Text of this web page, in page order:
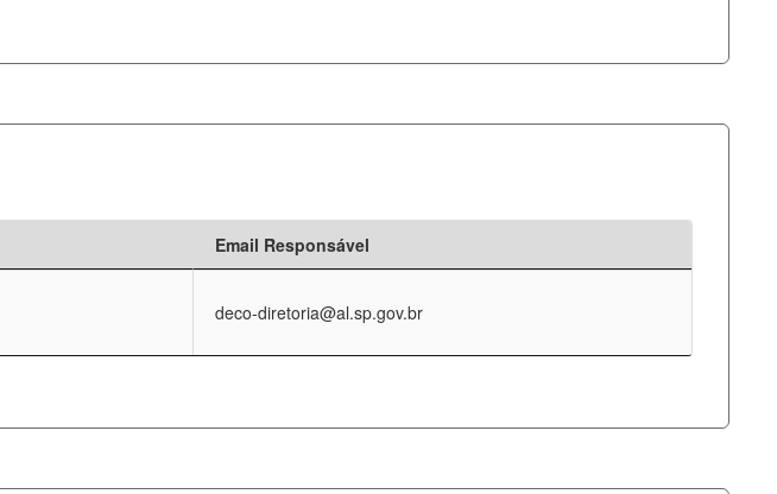
Email Responsável
deco-diretoria@al.sp.gov.br